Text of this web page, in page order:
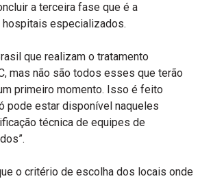
a terceira fase que é a
especializados.
que realizam o tratamento
mas não são todos esses que terão
primeiro momento. Isso é feito
pode estar disponível naqueles
técnica de equipes de
o critério de escolha dos locais onde